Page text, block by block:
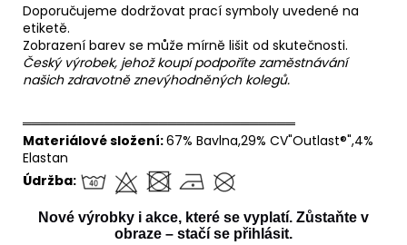
Doporučujeme dodržovat prací symboly uvedené na
etiketě.
Zobrazení barev se může mírně lišit od skutečnosti.
Český výrobek, jehož koupí podpoříte zaměstnávání
našich zdravotně znevýhodněných kolegů.
══════════════════════════════
Materiálové složení:67% Bavlna,29% CV"Outlast®",4%
Elastan
Údržba:
Nové výrobky i akce, které se vyplatí. Zůstaňte v
obraze – stačí se přihlásit.